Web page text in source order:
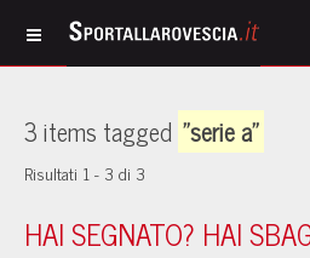
3 items tagged "serie a"
Risultati 1 - 3 di 3
HAI SEGNATO? HAI